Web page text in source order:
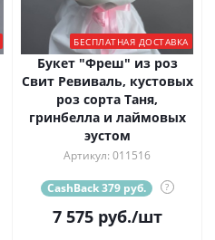
БЕСПЛАТНАЯ ДОСТАВКА
Букет "Фреш" из роз
Свит Ревиваль, кустовых
роз сорта Таня,
гринбелла и лаймовых
эустом
Артикул: 011516
CashBack 379 руб. ?
7 575руб./шт